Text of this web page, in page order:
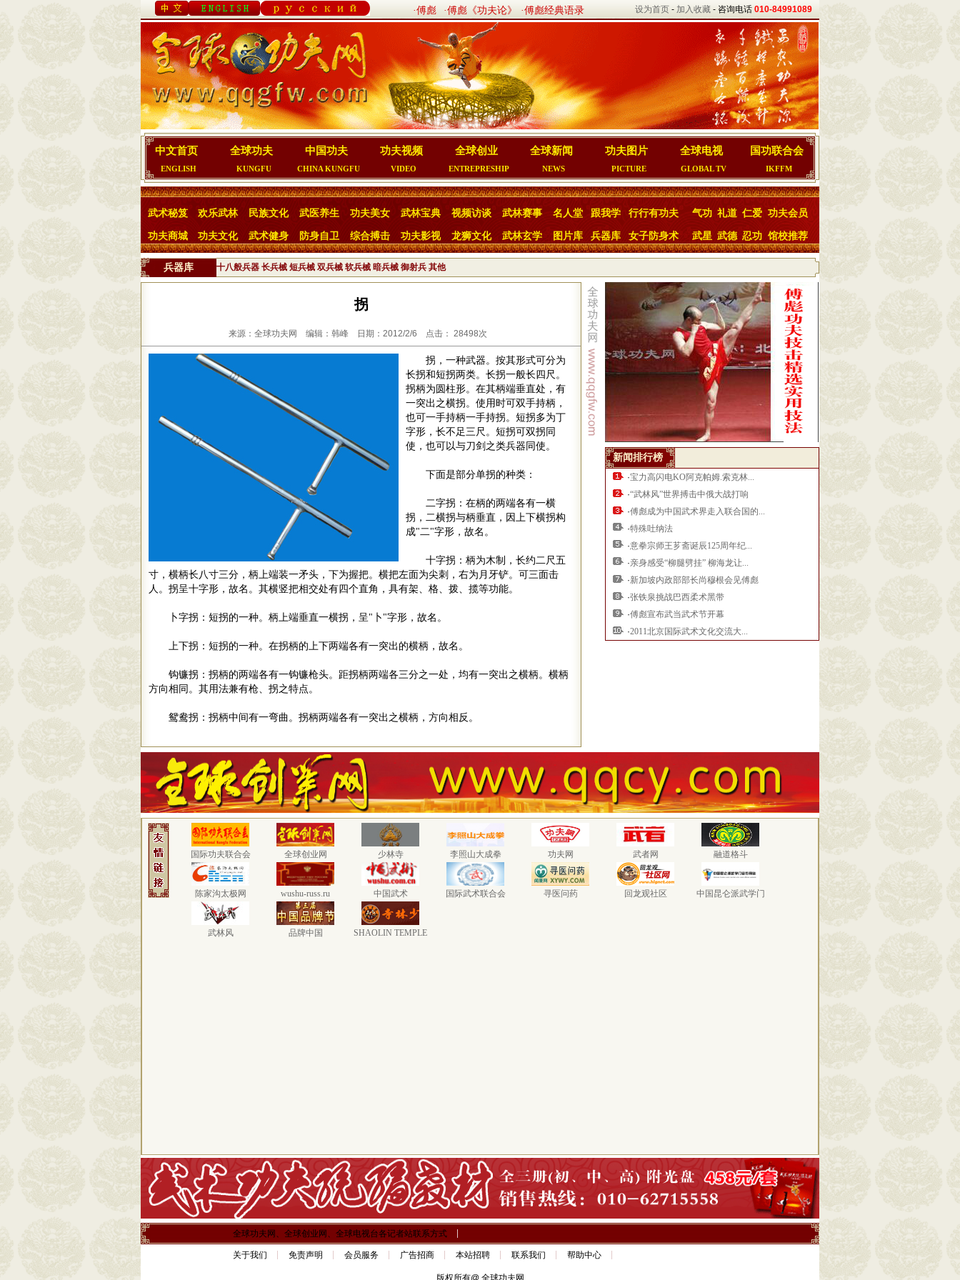
·傅彪 ·傅彪《功夫论》 ·傅彪经典语录 设为首页 - 加入收藏 - 咨询电话 010-84991089
中文首页
ENGLISH
全球功夫
KUNGFU
中国功夫
CHINA KUNGFU
功夫视频
VIDEO
全球创业
ENTREPRESHIP
全球新闻
NEWS
功夫图片
PICTURE
全球电视
GLOBAL TV
国功联合会
IKFFM
武术秘笈 欢乐武林 民族文化 武医养生 功夫美女 武林宝典 视频访谈 武林赛事 名人堂 跟我学 行行有功夫 气功 礼道 仁爱 功夫会员
功夫商城 功夫文化 武术健身 防身自卫 综合搏击 功夫影视 龙狮文化 武林玄学 图片库 兵器库 女子防身术 武星 武德 忍功 馆校推荐
兵器库 十八般兵器 长兵械 短兵械 双兵械 软兵械 暗兵械 御射兵 其他
拐
来源：全球功夫网 编辑：韩峰 日期：2012/2/6 点击： 28498次
拐，一种武器。按其形式可分为
长拐和短拐两类。长拐一般长四尺。
拐柄为圆柱形。在其柄端垂直处，有
一突出之横拐。使用时可双手持柄，
也可一手持柄一手持拐。短拐多为丁
字形，长不足三尺。短拐可双拐同
使，也可以与刀剑之类兵器同使。
下面是部分单拐的种类：
二字拐：在柄的两端各有一横
拐，二横拐与柄垂直，因上下横拐构
成"二"字形，故名。
十字拐：柄为木制，长约二尺五
寸，横柄长八寸三分，柄上端装一矛头，下为握把。横把左面为尖刺，右为月牙铲。可三面击
人。拐呈十字形，故名。其横竖把相交处有四个直角，具有架、格、拨、揽等功能。
卜字拐：短拐的一种。柄上端垂直一横拐，呈" 卜 "字形，故名。
上下拐：短拐的一种。在拐柄的上下两端各有一突出的横柄，故名。
钩镰拐：拐柄的两端各有一钩镰枪头。距拐柄两端各三分之一处，均有一突出之横柄。横柄
方向相同。其用法兼有枪、拐之特点。
鸳鸯拐：拐柄中间有一弯曲。拐柄两端各有一突出之横柄，方向相反。
新闻排行榜
·宝力高闪电KO阿克帕姆.索克林...
·“武林风”世界搏击中俄大战打响
·傅彪成为中国武术界走入联合国的...
·特殊吐纳法
·意拳宗师王芗斋诞辰125周年纪...
·亲身感受“柳腿劈挂” 柳海龙让...
·新加坡内政部部长尚穆根会见傅彪
·张铁泉挑战巴西柔术黑带
·傅彪宣布武当武术节开幕
·2011北京国际武术文化交流大...
国际功夫联合会 全球创业网 少林寺 李照山大成拳 功夫网 武者网 融道格斗
陈家沟太极网 wushu-russ.ru 中国武术 国际武术联合会 寻医问药 回龙观社区 中国昆仑派武学门
武林风 品牌中国 SHAOLIN TEMPLE
全球功夫网、全球创业网、全球电视台各记者站联系方式
关于我们 免责声明 会员服务 广告招商 本站招聘 联系我们 帮助中心
版权所有@ 全球功夫网